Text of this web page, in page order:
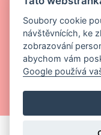
2026 Všechna
Soubory cookie
návštěvnících, ke
zobrazování
abychom vám
Google používá